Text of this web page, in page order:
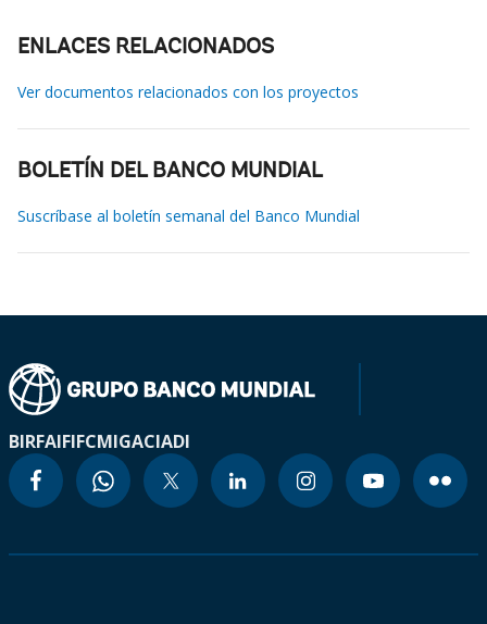
ENLACES RELACIONADOS
Ver documentos relacionados con los proyectos
BOLETÍN DEL BANCO MUNDIAL
Suscríbase al boletín semanal del Banco Mundial
BIRFAIFIFCMIGACIADI